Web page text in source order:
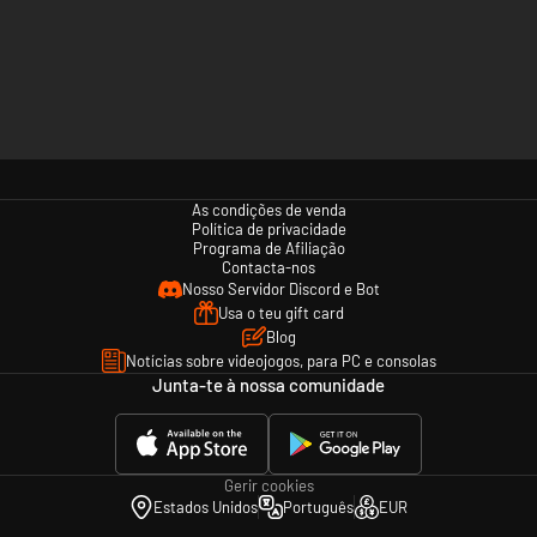
As condições de venda
Política de privacidade
Programa de Afiliação
Contacta-nos
Nosso Servidor Discord e Bot
Usa o teu gift card
Blog
Notícias sobre videojogos, para PC e consolas
Junta-te à nossa comunidade
Gerir cookies
Estados Unidos
Português EUR